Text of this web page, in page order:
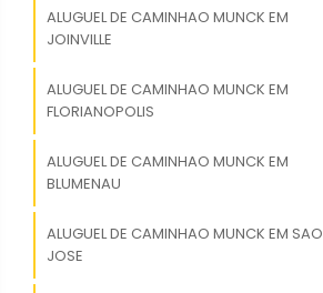
ALUGUEL DE CAMINHAO MUNCK EM
JOINVILLE
ALUGUEL DE CAMINHAO MUNCK EM
FLORIANOPOLIS
ALUGUEL DE CAMINHAO MUNCK EM
BLUMENAU
ALUGUEL DE CAMINHAO MUNCK EM SAO
JOSE